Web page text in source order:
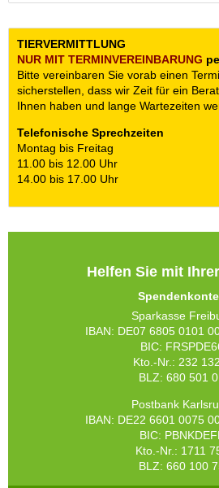
TIERVERMITTLUNG
NUR MIT TERMIN­VEREINBARUNG
Bitte vereinbaren Sie vorab einen
sicherstellen, dass wir Zeit für ein
Ihnen haben und lange Wartezeiten
Telefonische Sprechzeiten
Montag bis Freitag
11.00 bis 12.00 Uhr
14.00 bis 17.00 Uhr
Helfen Sie mit
Sparkasse
IBAN: DE07 6805 0101
BIC:
Kto.-Nr.: 232
BLZ: 680 501
Postbank
IBAN: DE22 6601 0075
BIC:
Kto.-Nr.: 1711
BLZ: 660 100